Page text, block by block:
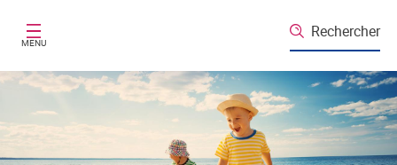
MENU
Rechercher